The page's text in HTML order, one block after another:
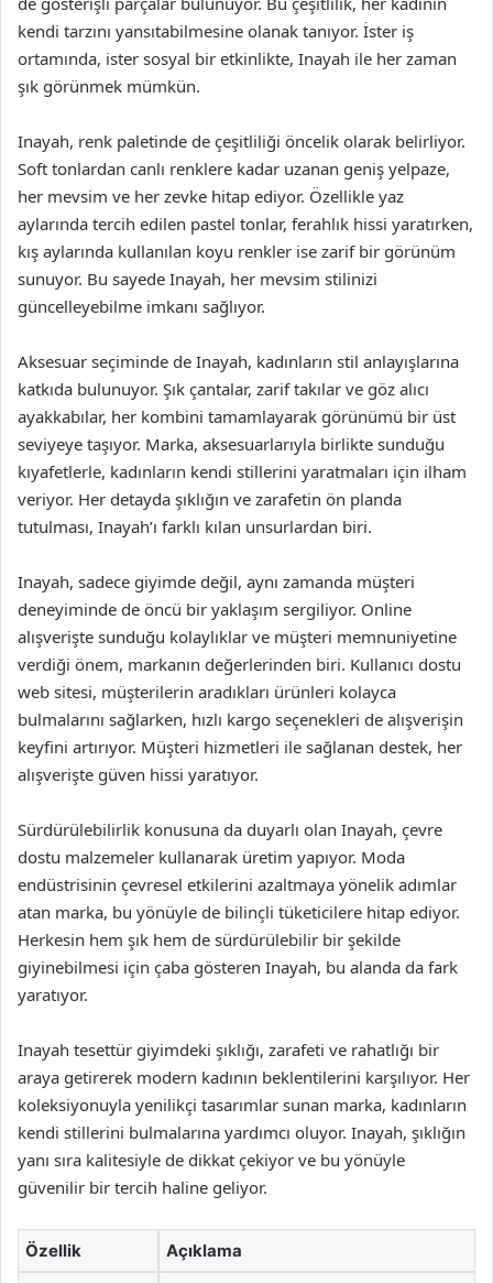
kendi tarzını yansıtabilmesine olanak tanıyor. İster iş
ortamında, ister sosyal bir etkinlikte, Inayah ile her zaman
şık görünmek mümkün.
Inayah, renk paletinde de çeşitliliği öncelik olarak belirliyor.
Soft tonlardan canlı renklere kadar uzanan geniş yelpaze,
her mevsim ve her zevke hitap ediyor. Özellikle yaz
aylarında tercih edilen pastel tonlar, ferahlık hissi yaratırken,
kış aylarında kullanılan koyu renkler ise zarif bir görünüm
sunuyor. Bu sayede Inayah, her mevsim stilinizi
güncelleyebilme imkanı sağlıyor.
Aksesuar seçiminde de Inayah, kadınların stil anlayışlarına
katkıda bulunuyor. Şık çantalar, zarif takılar ve göz alıcı
ayakkabılar, her kombini tamamlayarak görünümü bir üst
seviyeye taşıyor. Marka, aksesuarlarıyla birlikte sunduğu
kıyafetlerle, kadınların kendi stillerini yaratmaları için ilham
veriyor. Her detayda şıklığın ve zarafetin ön planda
tutulması, Inayah’ı farklı kılan unsurlardan biri.
Inayah, sadece giyimde değil, aynı zamanda müşteri
deneyiminde de öncü bir yaklaşım sergiliyor. Online
alışverişte sunduğu kolaylıklar ve müşteri memnuniyetine
verdiği önem, markanın değerlerinden biri. Kullanıcı dostu
web sitesi, müşterilerin aradıkları ürünleri kolayca
bulmalarını sağlarken, hızlı kargo seçenekleri de alışverişin
keyfini artırıyor. Müşteri hizmetleri ile sağlanan destek, her
alışverişte güven hissi yaratıyor.
Sürdürülebilirlik konusuna da duyarlı olan Inayah, çevre
dostu malzemeler kullanarak üretim yapıyor. Moda
endüstrisinin çevresel etkilerini azaltmaya yönelik adımlar
atan marka, bu yönüyle de bilinçli tüketicilere hitap ediyor.
Herkesin hem şık hem de sürdürülebilir bir şekilde
giyinebilmesi için çaba gösteren Inayah, bu alanda da fark
yaratıyor.
Inayah tesettür giyimdeki şıklığı, zarafeti ve rahatlığı bir
araya getirerek modern kadının beklentilerini karşılıyor. Her
koleksiyonuyla yenilikçi tasarımlar sunan marka, kadınların
kendi stillerini bulmalarına yardımcı oluyor. Inayah, şıklığın
yanı sıra kalitesiyle de dikkat çekiyor ve bu yönüyle
güvenilir bir tercih haline geliyor.
Özellik Açıklama